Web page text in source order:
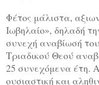
Φέτος μάλιστα,
Ιωβηλαίο», δηλαδή
συνεχή αναβίωσή
Τριαδικού Θεού
25 συνεχόμενα έτη.
ουσιαστική και